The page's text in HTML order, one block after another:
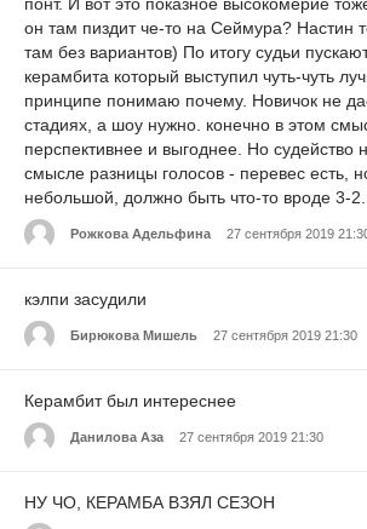
понт. И вот это показное высокомерие
он там пиздит че-то на Сеймура? Настин
там без вариантов) По итогу судьи
керамбита который выступил чуть-чуть
принципе понимаю почему. Новичок не
стадиях, а шоу нужно. конечно в этом
перспективнее и выгоднее. Но судейство
смысле разницы голосов - перевес есть,
небольшой, должно быть что-то вроде 3-2.
Рожкова Адельфина 27 сентября 2019
кэлпи засудили
Бирюкова Мишель 27 сентября 2019 21:30
Керамбит был интереснее
Данилова Аза 27 сентября 2019 21:30
НУ ЧО, КЕРАМБА ВЗЯЛ СЕЗОН